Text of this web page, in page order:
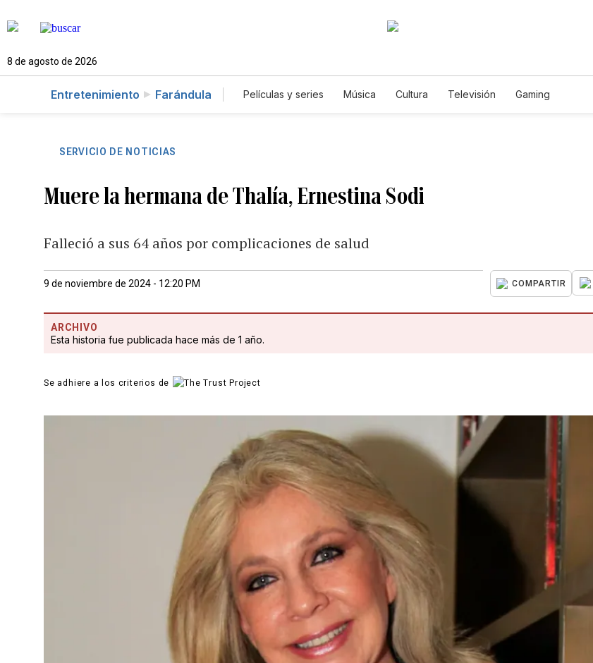
8 de agosto de 2026
Entretenimiento Farándula Películas y series Música Cultura Televisión Gaming
SERVICIO DE NOTICIAS
Muere la hermana de Thalía, Ernestina Sodi
Falleció a sus 64 años por complicaciones de salud
9 de noviembre de 2024 - 12:20 PM COMPARTIR
ARCHIVO
Esta historia fue publicada hace más de 1 año.
Se adhiere a los criterios de